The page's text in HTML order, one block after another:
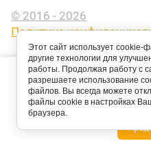
Этот сайт использует файлы
просматривать его, вы
файлов cookie и
© 2016 - 2026
Политика
Этот сайт использует cookie-
другие технологии для
работы. Продолжая работу с
разрешаете использование
файлов. Вы всегда можете
файлы cookie в настройках
браузера.